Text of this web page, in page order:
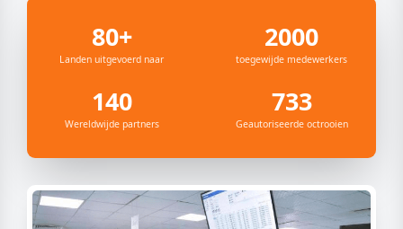
80+
Landen uitgevoerd naar
2000
toegewijde medewerkers
140
Wereldwijde partners
733
Geautoriseerde octrooien